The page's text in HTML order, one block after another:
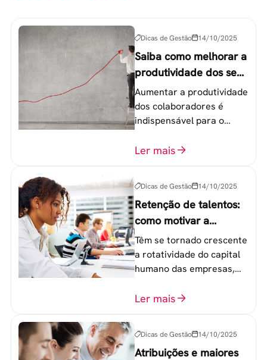
Dicas de Gestão 14/10/2025
Saiba como melhorar a
produtividade dos seus
colaboradores
Aumentar a produtividade
dos colaboradores é
indispensável para o
equipe de trabalho. 6
Ler mais
Dicas de Gestão 14/10/2025
Retenção de talentos:
como motivar a
geração Y nas
empresas?
Têm se tornado crescente
a rotatividade do capital
humano das empresas,
colaboradores na faixa de
Ler mais
Dicas de Gestão 14/10/2025
Atribuições e maiores